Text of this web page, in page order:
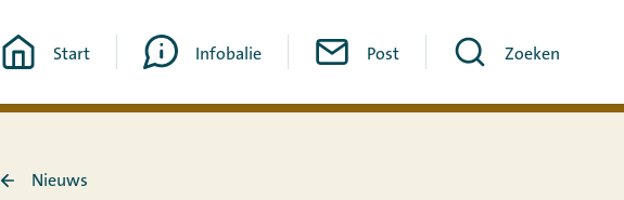
Start Infobalie Post Zoeken
Nieuws